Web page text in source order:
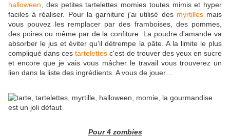
halloween , des petites tartelettes momies toutes mimis et hyper
faciles à réaliser. Pour la garniture j'ai utilisé des myrtillesmais
vous pouvez les remplacer par des framboises, des pommes,
des poires ou même par de la confiture. La poudre d'amande va
absorber le jus et éviter qu'il détrempe la pâte. A la limite le plus
compliqué dans cestartelettes c'est de trouver des yeux en sucre
et encore que je vais vous mâcher le travail vous trouverez un
lien dans la liste des ingrédients. A vous de jouer…
Pour 4 zombies